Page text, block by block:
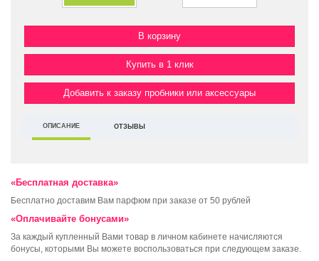
Купить в 1 клик
Добавить к заказу пробники или аксессуары
ОПИСАНИЕ ОТЗЫВЫ
«Бесплатная доставка»
Бесплатно доставим Вам парфюм при заказе от 50 рублей
«Оплачивайте бонусами»
За каждый купленный Вами товар в личном кабинете начисляются
бонусы, которыми Вы можете воспользоваться при следующем заказе.